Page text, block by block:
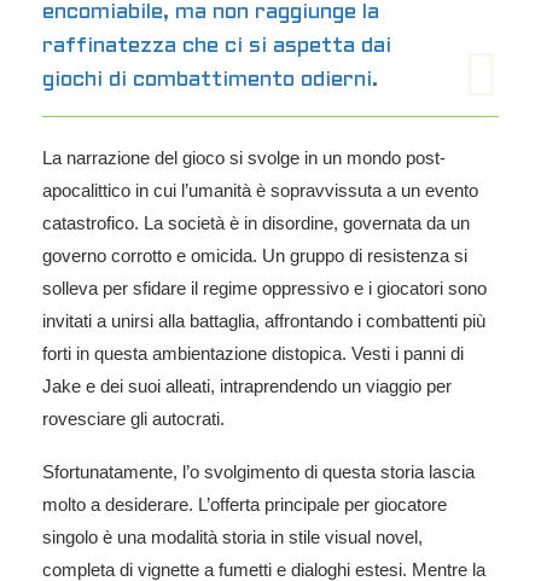
encomiabile, ma non raggiunge la
raffinatezza che ci si aspetta dai
giochi di combattimento odierni.
La narrazione del gioco si svolge in un mondo post-
apocalittico in cui l’umanità è sopravvissuta a un evento
catastrofico. La società è in disordine, governata da un
governo corrotto e omicida. Un gruppo di resistenza si
solleva per sfidare il regime oppressivo e i giocatori sono
invitati a unirsi alla battaglia, affrontando i combattenti più
forti in questa ambientazione distopica. Vesti i panni di
Jake e dei suoi alleati, intraprendendo un viaggio per
rovesciare gli autocrati.
Sfortunatamente, l’o svolgimento di questa storia lascia
molto a desiderare. L’offerta principale per giocatore
singolo è una modalità storia in stile visual novel,
completa di vignette a fumetti e dialoghi estesi. Mentre la